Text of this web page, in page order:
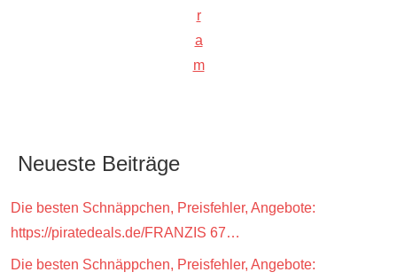
r
a
m
Neueste Beiträge
Die besten Schnäppchen, Preisfehler, Angebote:
https://piratedeals.de/FRANZIS 67…
Die besten Schnäppchen, Preisfehler, Angebote: